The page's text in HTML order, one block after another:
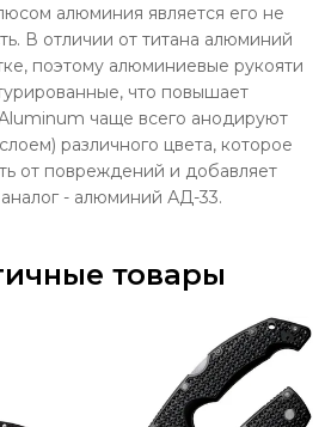
алюминия является его не
В отличии от титана алюминий
поэтому алюминиевые рукояти
что повышает
чаще всего анодируют
различного цвета, которое
от повреждений и добавляет
- алюминий АД-33.
товары